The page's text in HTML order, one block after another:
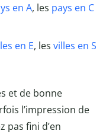
en A, les pays en C
en E, les villes en S
et de bonne
l’impression de
pas fini d’en